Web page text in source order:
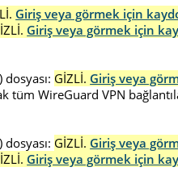
Giriş veya görmek için
Giriş veya görmek için
GİZLİ. Giriş veya
tüm WireGuard VPN
GİZLİ. Giriş veya
Giriş veya görmek için